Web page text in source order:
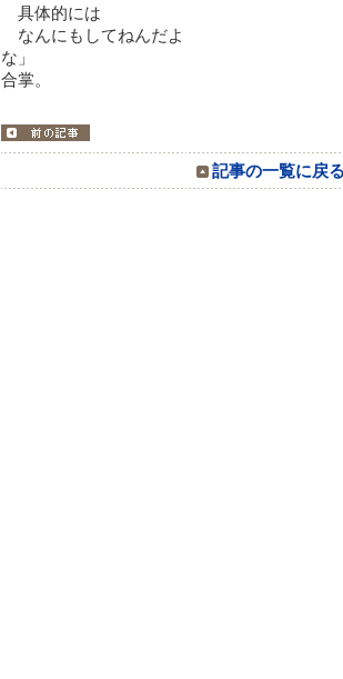
具体的には
なんにもしてねんだよ
な」 み
合掌。
記事の一覧に戻